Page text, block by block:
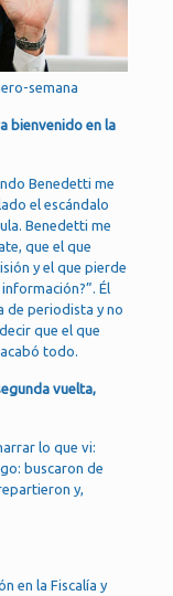
semana
bienvenido en la
Benedetti me
el escándalo
Benedetti me
que el que
y el que pierde
Él
de periodista y no
que el que
todo.
vuelta,
lo que vi:
buscaron de
y,
en la Fiscalía y